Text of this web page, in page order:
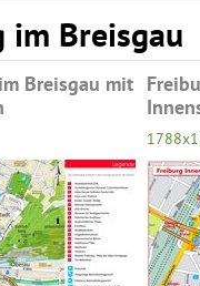
im Breisgau
Breisgau mit